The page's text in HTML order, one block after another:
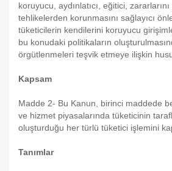
koruyucu, aydınlatıcı, eğitici,
tehlikelerden korunmasını sağlayıcı
tüketicilerin kendilerini koruyucu
bu konudaki politikaların
örgütlenmeleri teşvik etmeye ilişkin
Kapsam
Madde 2- Bu Kanun, birinci maddede
ve hizmet piyasalarında tüketicinin
oluşturduğu her türlü tüketici işlemini
Tanımlar